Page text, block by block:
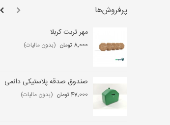
پرفروش‌ها
مهر تربت کربلا
8,000 تومان (بدون مالیات)
صندوق صدقه پلاستیکی دائمی
47,000 تومان (بدون مالیات)